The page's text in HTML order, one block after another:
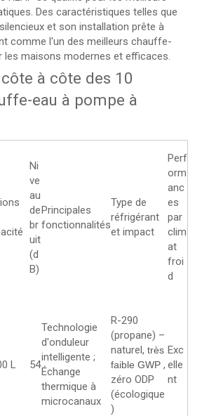
Des caractéristiques telles que
et son installation prête à
comme l'un des meilleurs chauffe-
les maisons modernes et efficaces.
à côte des 10
eau à pompe à
Ni
ve
au
de
br
uit
(d
B)
Principales
fonctionnalités
Type de
réfrigérant
et impact
Perf
orm
anc
es
par
clim
at
froi
d
L 54
Technologie
d'onduleur
intelligente ;
Échange
thermique à
microcanaux
R-290
(propane) –
naturel, très
faible GWP ,
zéro ODP
(écologique
)
Exc
elle
nt